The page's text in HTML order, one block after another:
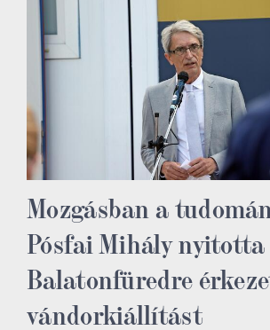
Mozgásban a
Pósfai Mihály nyitotta
Balatonfüredre
vándorkiállítást